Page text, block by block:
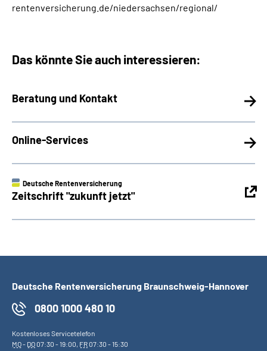
Suche
Mein Kundenportal
rentenversicherung.de/niedersachsen/regional/
Das könnte Sie auch interessieren:
Beratung und Kontakt
Online-Services
Deutsche Rentenversicherung
Zeitschrift "zukunft jetzt"
Deutsche Rentenversicherung Braunschweig-Hannover
0800 1000 480 10
Kostenloses Servicetelefon
MO- DO07:30 - 19:00, FR07:30 - 15:30